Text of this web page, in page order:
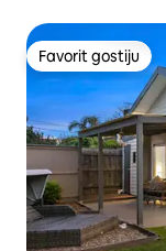
Favorit gostiju
Favorit gostiju